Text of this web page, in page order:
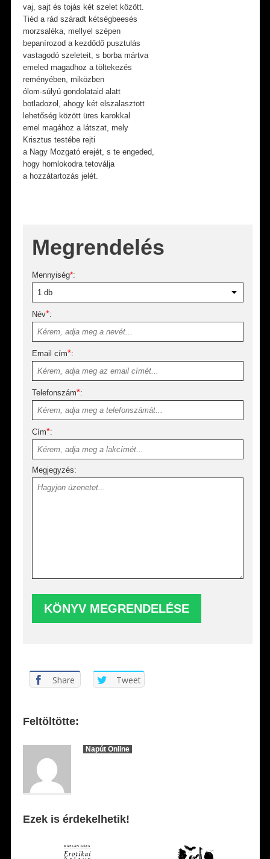
vaj, sajt és tojás két szelet között.
Tiéd a rád száradt kétségbeesés
morzsaléka, mellyel szépen
bepanírozod a kezdődő pusztulás
vastagodó szeleteit, s borba mártva
emeled magadhoz a töltekezés
reményében, miközben
ólom-súlyú gondolataid alatt
botladozol, ahogy két elszalasztott
lehetőség között üres karokkal
emel magához a látszat, mely
Krisztus testébe rejti
a Nagy Mozgató erejét, s te engeded,
hogy homlokodra tetoválja
a hozzátartozás jelét.
Megrendelés
Mennyiség*:
Név*:
Email cím*:
Telefonszám*:
Cím*:
Megjegyzés:
Share Tweet
Feltöltötte:
Napút Online
Ezek is érdekelhetik!